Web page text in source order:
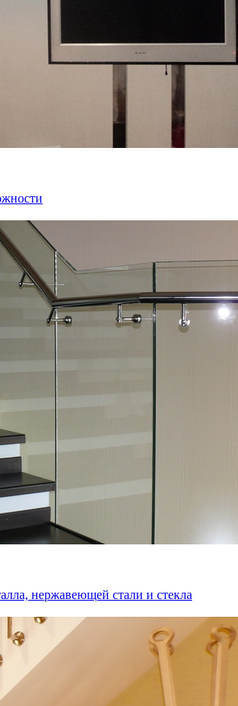
нержавеющей стали и стекла